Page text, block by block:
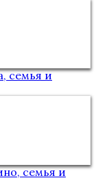
семья и
семья и